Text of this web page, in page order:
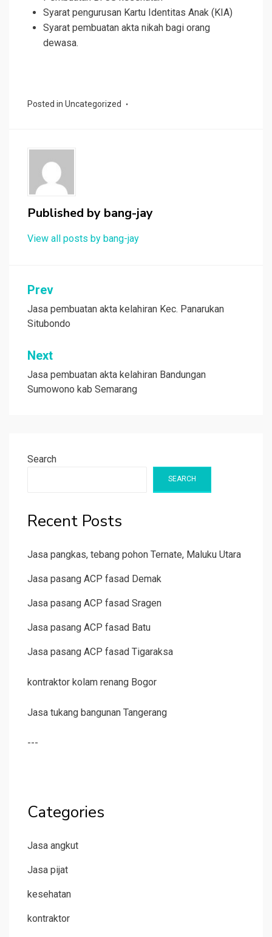
Syarat pengurusan Kartu Identitas Anak (KIA)
Syarat pembuatan akta nikah bagi orang
dewasa.
Posted in Uncategorized
Published by bang-jay
View all posts by bang-jay
Post
navigation
Prev
Jasa pembuatan akta kelahiran Kec. Panarukan
Situbondo
Next
Jasa pembuatan akta kelahiran Bandungan
Sumowono kab Semarang
Search
SEARCH
Recent Posts
Jasa pangkas, tebang pohon Ternate, Maluku Utara
Jasa pasang ACP fasad Demak
Jasa pasang ACP fasad Sragen
Jasa pasang ACP fasad Batu
Jasa pasang ACP fasad Tigaraksa
kontraktor kolam renang Bogor
Jasa tukang bangunan Tangerang
---
Categories
Jasa angkut
Jasa pijat
kesehatan
kontraktor